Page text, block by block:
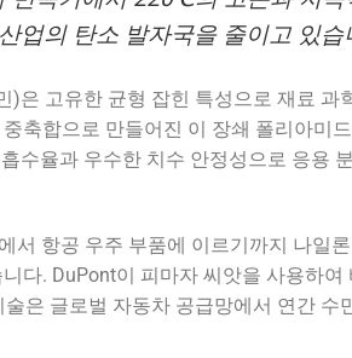
업의 탄소 발자국을 줄이고 있습
은 고유한 균형 잡힌 특성으로 재료 과
축합으로 만들어진 이 장쇄 폴리아미
수율과 우수한 치수 안정성으로 응용
서 항공 우주 부품에 이르기까지 나일
다. DuPont이 피마자 씨앗을 사용하여
은 글로벌 자동차 공급망에서 연간 수